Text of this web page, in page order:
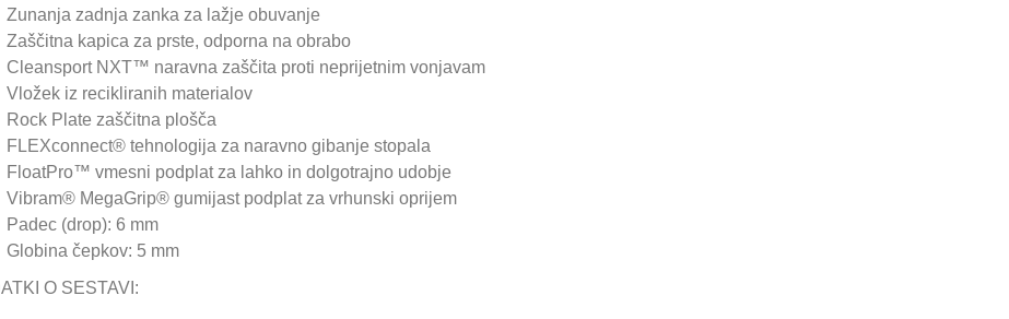
Zunanja zadnja zanka za lažje obuvanje
Zaščitna kapica za prste, odporna na obrabo
Cleansport NXT™ naravna zaščita proti neprijetnim vonjavam
Vložek iz recikliranih materialov
Rock Plate zaščitna plošča
FLEXconnect® tehnologija za naravno gibanje stopala
FloatPro™ vmesni podplat za lahko in dolgotrajno udobje
Vibram® MegaGrip® gumijast podplat za vrhunski oprijem
Padec (drop): 6 mm
Globina čepkov: 5 mm
O SESTAVI: